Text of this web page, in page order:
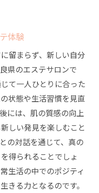
体験
留まらず、新しい自分
県のエステサロンで
て一人ひとりに合った
状態や生活習慣を見直
には、肌の質感の向上
しい発見を楽しむこと
の対話を通じて、真の
得られることでしょ
生活の中でのポジティ
きる力となるのです。